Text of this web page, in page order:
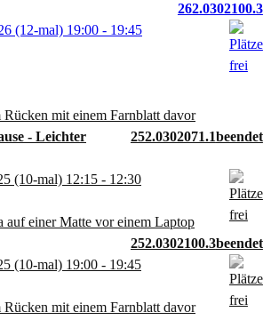
- Leichter
252.0302071.1
(10-mal) 12:15 - 12:30
252.0302100.3
(10-mal) 19:00 - 19:45
262.0302100.3
(12-mal) 19:00 - 19:45